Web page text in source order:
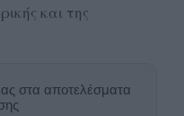
και της
στα αποτελέσματα